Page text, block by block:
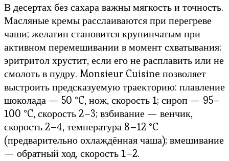
В десертах без сахара важны мягкость и точность.
Масляные кремы расслаиваются при перегреве
чаши; желатин становится крупинчатым при
активном перемешивании в момент схватывания;
эритритол хрустит, если его не расплавить или не
смолоть в пудру. Monsieur Cuisine позволяет
выстроить предсказуемую траекторию: плавление
шоколада — 50 °C, нож, скорость 1; сироп — 95–
100 °C, скорость 2–3; взбивание — венчик,
скорость 2–4, температура 8–12 °C
(предварительно охлаждённая чаша); вмешивание
— обратный ход, скорость 1–2.